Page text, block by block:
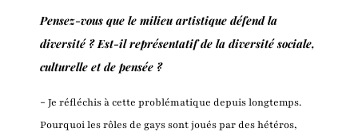
Pensez-vous que le milieu artistique défend la
diversité ? Est-il représentatif de la diversité sociale,
culturelle et de pensée ?
- Je réfléchis à cette problématique depuis longtemps.
Pourquoi les rôles de gays sont joués par des hétéros,